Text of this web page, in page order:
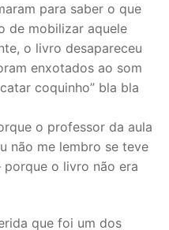
para saber o que
de mobilizar aquele
o livro desapareceu
enxotados ao som
catar coquinho” bla bla
o professor da aula
não me lembro se teve
porque o livro não era
que foi um dos